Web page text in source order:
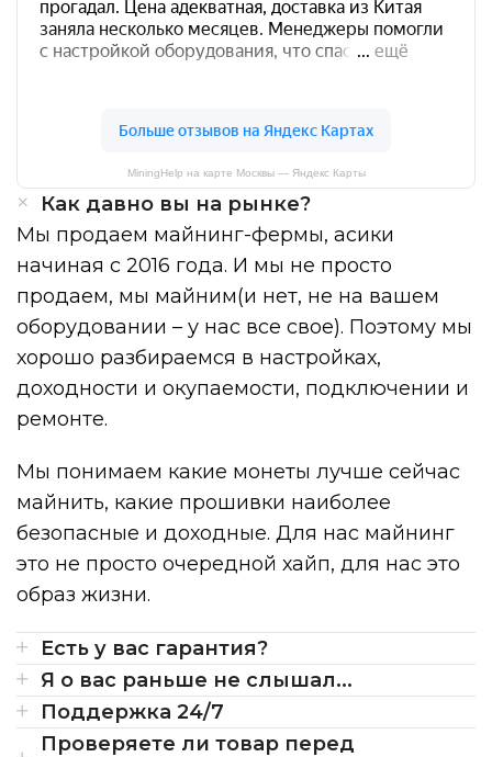
MiningHelp на карте Москвы — Яндекс Карты
Как давно вы на рынке?
Мы продаем майнинг-фермы, асики
начиная с 2016 года. И мы не просто
продаем, мы майним(и нет, не на вашем
оборудовании – у нас все свое). Поэтому мы
хорошо разбираемся в настройках,
доходности и окупаемости, подключении и
ремонте.
Мы понимаем какие монеты лучше сейчас
майнить, какие прошивки наиболее
безопасные и доходные. Для нас майнинг
это не просто очередной хайп, для нас это
образ жизни.
Есть у вас гарантия?
Я о вас раньше не слышал...
Поддержка 24/7
Проверяете ли товар перед